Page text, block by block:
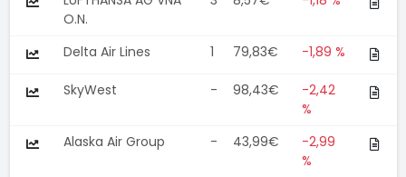
O.N.
Delta Air Lines 1 79,83€ -1,89 %
SkyWest - 98,43€
-2,42
%
Alaska Air Group
- 43,99€
-2,99
%